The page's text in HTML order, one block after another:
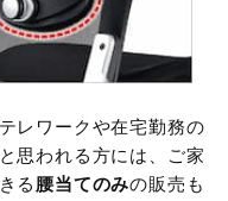
レワークや在宅勤務の
思われる方には、ご家
る 腰当てのみの販売も